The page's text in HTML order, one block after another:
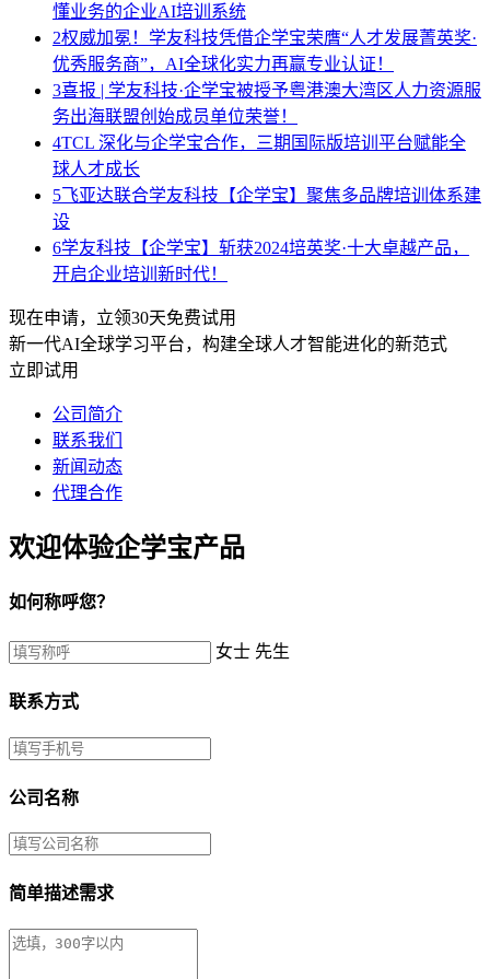
懂业务的企业AI培训系统
2权威加冕！学友科技凭借企学宝荣膺“人才发展菁英奖·
优秀服务商”，AI全球化实力再赢专业认证！
3喜报 | 学友科技·企学宝被授予粤港澳大湾区人力资源服
务出海联盟创始成员单位荣誉！
4TCL 深化与企学宝合作，三期国际版培训平台赋能全
球人才成长
5飞亚达联合学友科技【企学宝】聚焦多品牌培训体系建
设
6学友科技【企学宝】斩获2024培英奖·十大卓越产品，
开启企业培训新时代！
现在申请，立领30天免费试用
新一代AI全球学习平台，构建全球人才智能进化的新范式
立即试用
公司简介
联系我们
新闻动态
代理合作
欢迎体验企学宝产品
如何称呼您？
女士 先生
联系方式
公司名称
简单描述需求